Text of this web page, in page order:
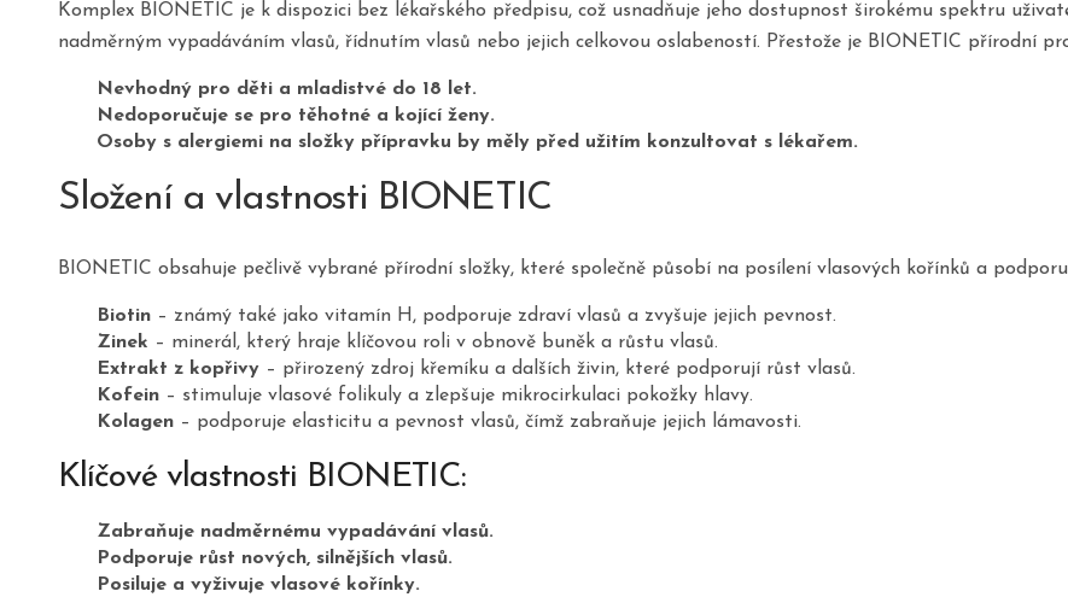
Komplex BIONETIC je k dispozici bez lékařského předpisu, což usnadňuje jeho dostupnost širokému spektru
nadměrným vypadáváním vlasů, řídnutím vlasů nebo jejich celkovou oslabeností. Přestože je BIONETIC přírodní
Nevhodný pro děti a mladistvé do 18 let.
Nedoporučuje se pro těhotné a kojící ženy.
Osoby s alergiemi na složky přípravku by měly před užitím konzultovat s lékařem.
Složení a vlastnosti BIONETIC
BIONETIC obsahuje pečlivě vybrané přírodní složky, které společně působí na posílení vlasových kořínků a
Biotin – známý také jako vitamín H, podporuje zdraví vlasů a zvyšuje jejich pevnost.
Zinek – minerál, který hraje klíčovou roli v obnově buněk a růstu vlasů.
Extrakt z kopřivy – přirozený zdroj křemíku a dalších živin, které podporují růst vlasů.
Kofein – stimuluje vlasové folikuly a zlepšuje mikrocirkulaci pokožky hlavy.
Kolagen – podporuje elasticitu a pevnost vlasů, čímž zabraňuje jejich lámavosti.
Klíčové vlastnosti BIONETIC:
Zabraňuje nadměrnému vypadávání vlasů.
Podporuje růst nových, silnějších vlasů.
Posiluje a vyživuje vlasové kořínky.